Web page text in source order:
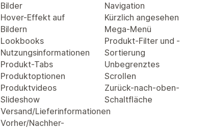
Bilder
Hover-Effekt auf
Bildern
Lookbooks
Nutzungsinformationen
Produkt-Tabs
Produktoptionen
Produktvideos
Slideshow
Versand/Lieferinformationen
Vorher/Nachher-
Navigation
Kürzlich angesehen
Mega-Menü
Produkt-Filter und -
Sortierung
Unbegrenztes
Scrollen
Zurück-nach-oben-
Schaltfläche